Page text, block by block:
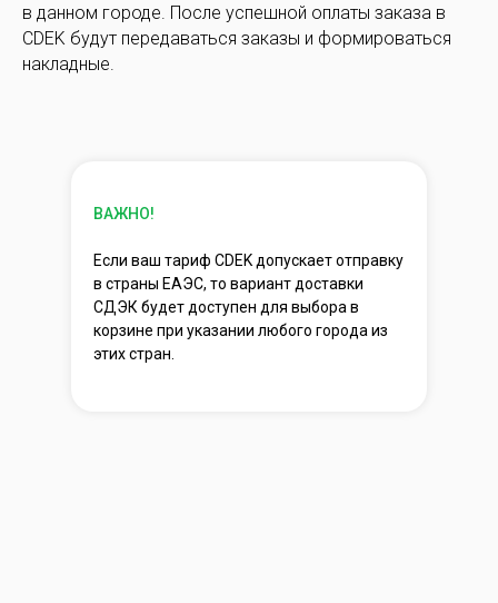
в данном городе. После успешной оплаты заказа в
CDEK будут передаваться заказы и формироваться
накладные.
ВАЖНО!
Если ваш тариф CDEK допускает отправку
в страны ЕАЭС, то вариант доставки
СДЭК будет доступен для выбора в
корзине при указании любого города из
этих стран.